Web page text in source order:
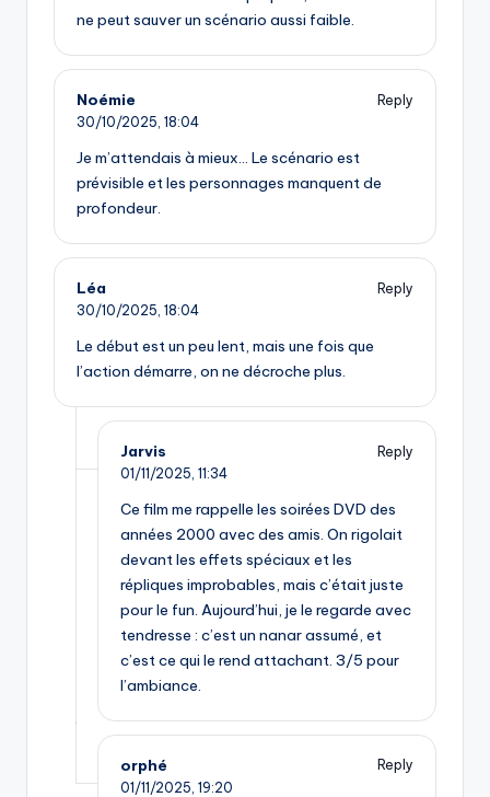
ne peut sauver un scénario aussi faible.
Noémie
Reply
30/10/2025, 18:04
Je m’attendais à mieux… Le scénario est
prévisible et les personnages manquent de
profondeur.
Léa
Reply
30/10/2025, 18:04
Le début est un peu lent, mais une fois que
l’action démarre, on ne décroche plus.
Jarvis
Reply
01/11/2025, 11:34
Ce film me rappelle les soirées DVD des
années 2000 avec des amis. On rigolait
devant les effets spéciaux et les
répliques improbables, mais c’était juste
pour le fun. Aujourd’hui, je le regarde avec
tendresse : c’est un nanar assumé, et
c’est ce qui le rend attachant. 3/5 pour
l’ambiance.
orphé
Reply
01/11/2025, 19:20